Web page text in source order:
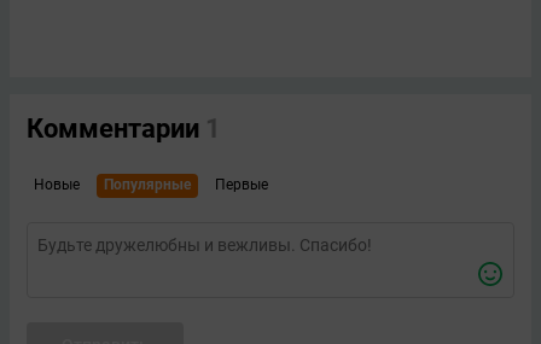
Комментарии 1
Новые Популярные Первые